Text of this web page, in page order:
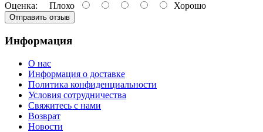
Оценка: Плохо Хорошо
Отправить отзыв
Информация
О нас
Информация о доставке
Политика конфиденциальности
Условия сотрудничества
Свяжитесь с нами
Возврат
Новости